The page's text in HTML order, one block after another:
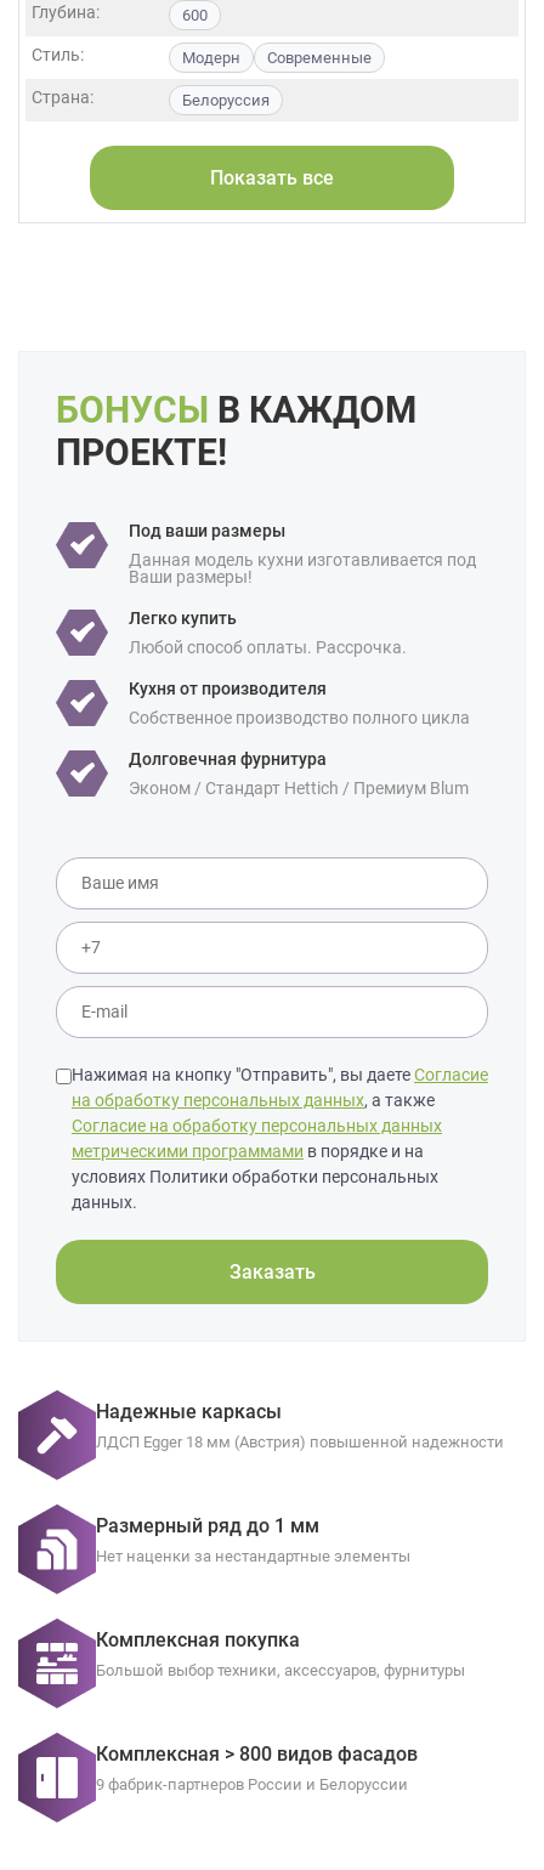
Глубина: 600
Стиль: Модерн Современные
Страна: Белоруссия
МДФ
Прямая
Производство: Итальянские
Ценовая
категория:
Бюджетные
Площадь: 5 кв м 6 кв м
Показать все
БОНУСЫ В КАЖДОМ
ПРОЕКТЕ!
Под ваши размеры
Данная модель кухни изготавливается под
Ваши размеры!
Легко купить
Любой способ оплаты. Рассрочка.
Кухня от производителя
Собственное производство полного цикла
Долговечная фурнитура
Эконом / Стандарт Hettich / Премиум Blum
Нажимая на кнопку "Отправить", вы даетеСогласие
на обработку персональных данных, а также
Согласие на обработку персональных данных
метрическими программами в порядке и на
условиях Политики обработки персональных
данных.
Заказать
Надежные каркасы
ЛДСП Egger 18 мм (Австрия) повышенной надежности
Размерный ряд до 1 мм
Нет наценки за нестандартные элементы
Комплексная покупка
Большой выбор техники, аксессуаров, фурнитуры
Комплексная > 800 видов фасадов
9 фабрик-партнеров России и Белоруссии